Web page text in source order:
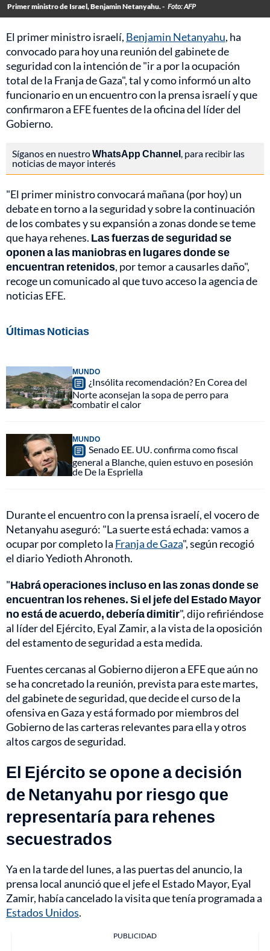
Primer ministro de Israel, Benjamin Netanyahu. - Foto: AFP
El primer ministro israelí, Benjamin Netanyahu, ha
convocado para hoy una reunión del gabinete de
seguridad con la intención de "ir a por la ocupación
total de la Franja de Gaza", tal y como informó un alto
funcionario en un encuentro con la prensa israelí y que
confirmaron a EFE fuentes de la oficina del líder del
Gobierno.
Síganos en nuestroWhatsApp Channel, para recibir las
noticias de mayor interés
"El primer ministro convocará mañana (por hoy) un
debate en torno a la seguridad y sobre la continuación
de los combates y su expansión a zonas donde se teme
que haya rehenes. Las fuerzas de seguridad se
oponen a las maniobras en lugares donde se
encuentran retenidos, por temor a causarles daño",
recoge un comunicado al que tuvo acceso la agencia de
noticias EFE.
Últimas Noticias
MUNDO
¿Insólita recomendación? En Corea del
Norte aconsejan la sopa de perro para
combatir el calor
MUNDO
Senado EE. UU. confirma como fiscal
general a Blanche, quien estuvo en posesión
de De la Espriella
Durante el encuentro con la prensa israelí, el vocero de
Netanyahu aseguró: "La suerte está echada: vamos a
ocupar por completo la Franja de Gaza", según recogió
el diario Yedioth Ahronoth.
"Habrá operaciones incluso en las zonas donde se
encuentran los rehenes. Si el jefe del Estado Mayor
no está de acuerdo, debería dimitir", dijo refiriéndose
al líder del Ejército, Eyal Zamir, a la vista de la oposición
del estamento de seguridad a esta medida.
Fuentes cercanas al Gobierno dijeron a EFE que aún no
se ha concretado la reunión, prevista para este martes,
del gabinete de seguridad, que decide el curso de la
ofensiva en Gaza y está formado por miembros del
Gobierno de las carteras relevantes para ella y otros
altos cargos de seguridad.
El Ejército se opone a decisión
de Netanyahu por riesgo que
representaría para rehenes
secuestrados
Ya en la tarde del lunes, a las puertas del anuncio, la
prensa local anunció que el jefe el Estado Mayor, Eyal
Zamir, había cancelado la visita que tenía programada a
Estados Unidos.
PUBLICIDAD